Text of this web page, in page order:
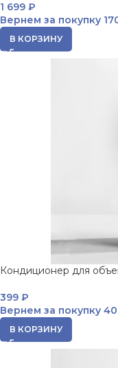
1 699 ₽
Вернем за покупку
В КОРЗИНУ
Кондиционер для
399 ₽
Вернем за покупку
В КОРЗИНУ